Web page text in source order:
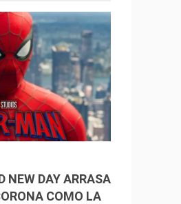
NEW DAY ARRASA
COMO LA